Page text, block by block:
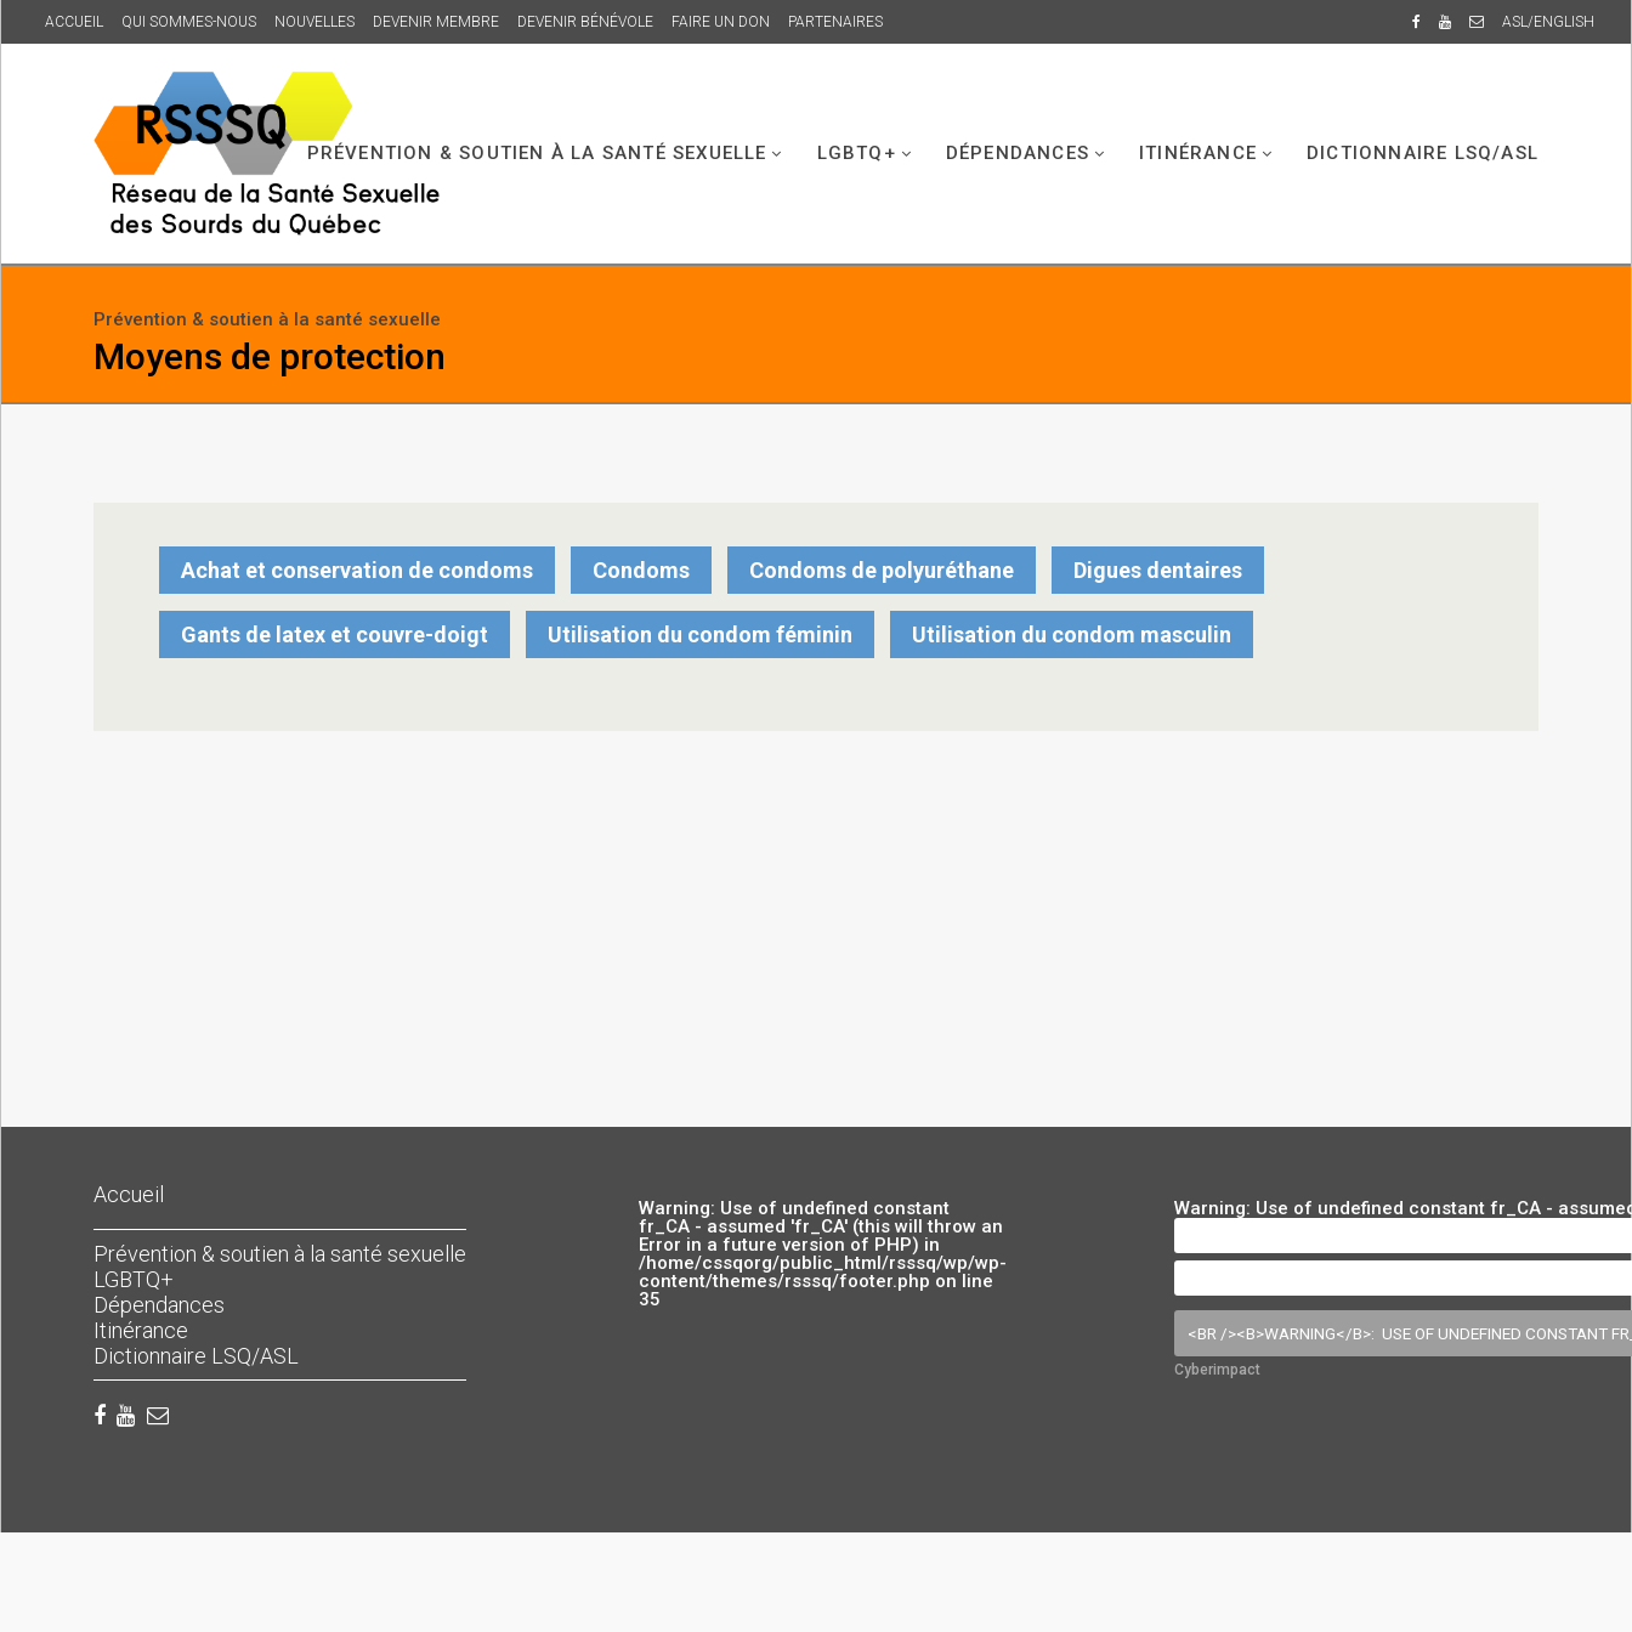
ACCUEIL QUI SOMMES-NOUS NOUVELLES DEVENIR MEMBRE DEVENIR BÉNÉVOLE FAIRE UN DON PARTENAIRES ASL/ENGLISH
PRÉVENTION & SOUTIEN À LA SANTÉ SEXUELLE LGBTQ+ DÉPENDANCES ITINÉRANCE DICTIONNAIRE LSQ/ASL
Prévention & soutien à la santé sexuelle
Moyens de protection
Achat et conservation de condoms Condoms Condoms de polyuréthane Digues dentaires
Gants de latex et couvre-doigt Utilisation du condom féminin Utilisation du condom masculin
Accueil
Prévention & soutien à la santé sexuelle
LGBTQ+
Dépendances
Itinérance
Dictionnaire LSQ/ASL
Warning: Use of undefined constant
fr_CA - assumed 'fr_CA' (this will throw an
Error in a future version of PHP) in
/home/cssqorg/public_html/rsssq/wp/wp-
content/themes/rsssq/footer.php on line
35
Warning : Use of undefined constant fr_CA -
Cyberimpact